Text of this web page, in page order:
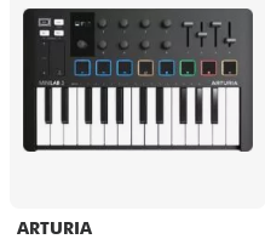
ARTURIA